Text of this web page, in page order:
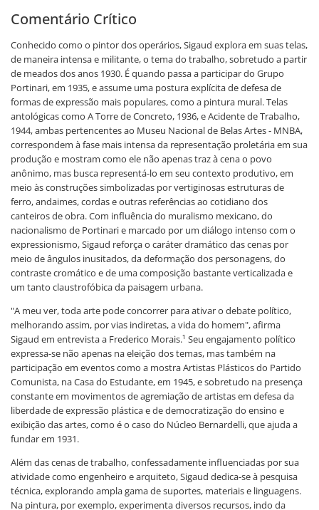
Comentário Crítico
Conhecido como o pintor dos operários, Sigaud explora em suas telas,
de maneira intensa e militante, o tema do trabalho, sobretudo a partir
de meados dos anos 1930. É quando passa a participar do Grupo
Portinari, em 1935, e assume uma postura explícita de defesa de
formas de expressão mais populares, como a pintura mural. Telas
antológicas como A Torre de Concreto, 1936, e Acidente de Trabalho,
1944, ambas pertencentes ao Museu Nacional de Belas Artes - MNBA,
correspondem à fase mais intensa da representação proletária em sua
produção e mostram como ele não apenas traz à cena o povo
anônimo, mas busca representá-lo em seu contexto produtivo, em
meio às construções simbolizadas por vertiginosas estruturas de
ferro, andaimes, cordas e outras referências ao cotidiano dos
canteiros de obra. Com influência do muralismo mexicano, do
nacionalismo de Portinari e marcado por um diálogo intenso com o
expressionismo, Sigaud reforça o caráter dramático das cenas por
meio de ângulos inusitados, da deformação dos personagens, do
contraste cromático e de uma composição bastante verticalizada e
um tanto claustrofóbica da paisagem urbana.
"A meu ver, toda arte pode concorrer para ativar o debate político,
melhorando assim, por vias indiretas, a vida do homem", afirma
Sigaud em entrevista a Frederico Morais.¹ Seu engajamento político
expressa-se não apenas na eleição dos temas, mas também na
participação em eventos como a mostra Artistas Plásticos do Partido
Comunista, na Casa do Estudante, em 1945, e sobretudo na presença
constante em movimentos de agremiação de artistas em defesa da
liberdade de expressão plástica e de democratização do ensino e
exibição das artes, como é o caso do Núcleo Bernardelli, que ajuda a
fundar em 1931.
Além das cenas de trabalho, confessadamente influenciadas por sua
atividade como engenheiro e arquiteto, Sigaud dedica-se à pesquisa
técnica, explorando ampla gama de suportes, materiais e linguagens.
Na pintura, por exemplo, experimenta diversos recursos, indo da